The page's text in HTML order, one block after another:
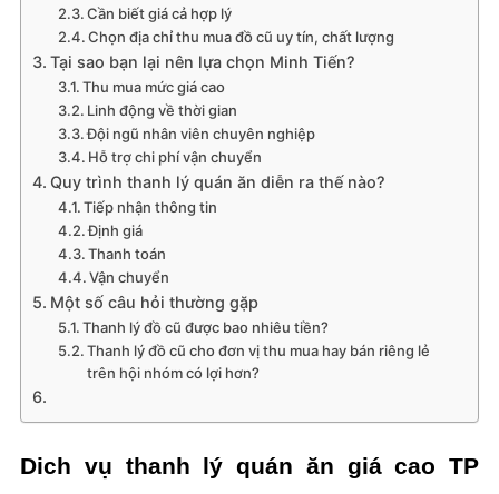
Cần biết giá cả hợp lý
Chọn địa chỉ thu mua đồ cũ uy tín, chất lượng
Tại sao bạn lại nên lựa chọn Minh Tiến?
Thu mua mức giá cao
Linh động về thời gian
Đội ngũ nhân viên chuyên nghiệp
Hỗ trợ chi phí vận chuyển
Quy trình thanh lý quán ăn diễn ra thế nào?
Tiếp nhận thông tin
Định giá
Thanh toán
Vận chuyển
Một số câu hỏi thường gặp
Thanh lý đồ cũ được bao nhiêu tiền?
Thanh lý đồ cũ cho đơn vị thu mua hay bán riêng lẻ
trên hội nhóm có lợi hơn?
Dich vụ thanh lý quán ăn giá cao TP